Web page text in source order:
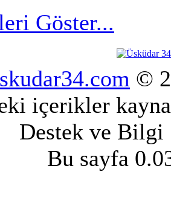
Göster...
©
içerikler
Destek ve
Bu sayfa